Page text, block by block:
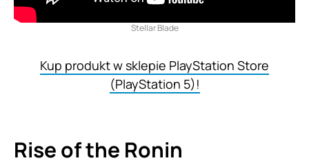
Stellar Blade
Kup produkt w sklepie PlayStation Store
(PlayStation 5)!
Rise of the Ronin